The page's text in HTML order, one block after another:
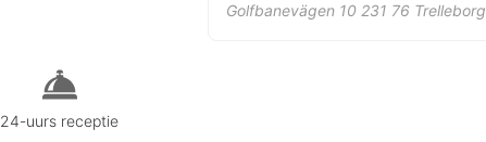
24-uurs receptie
Golfbanevägen 10 231 76 Trelleborg